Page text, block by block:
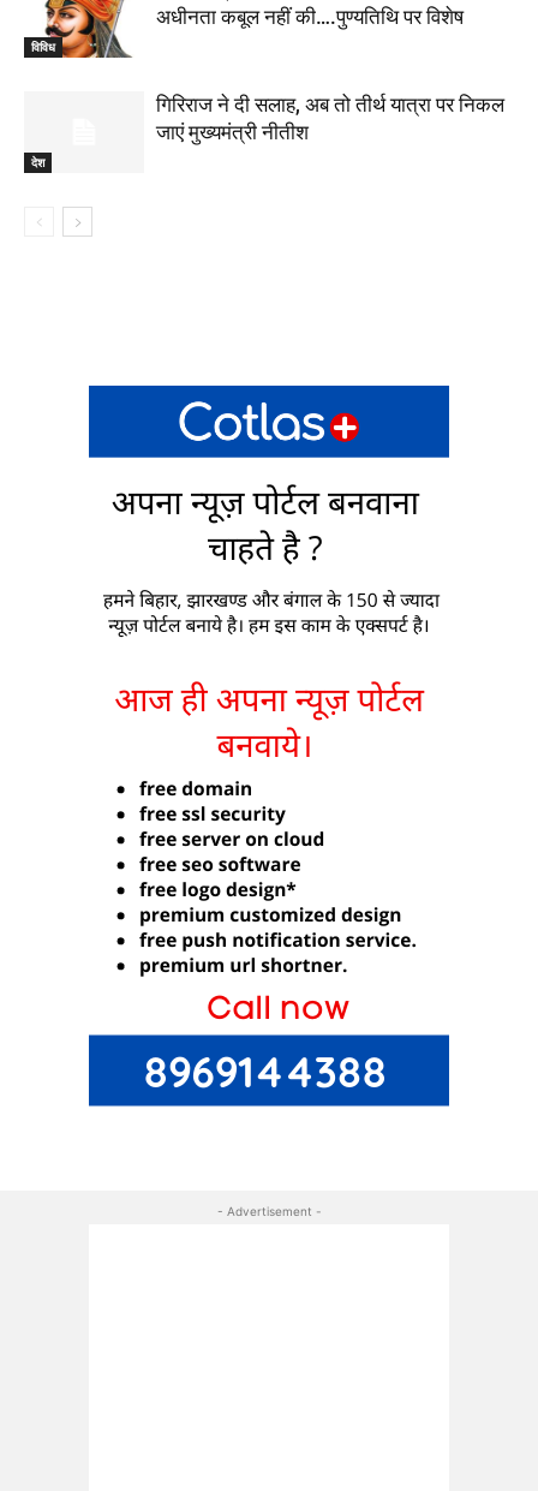
विविध
अधीनता कबूल नहीं की….पुण्यतिथि पर विशेष
देश
गिरिराज ने दी सलाह, अब तो तीर्थ यात्रा पर निकल
जाएं मुख्यमंत्री नीतीश
- Advertisement -